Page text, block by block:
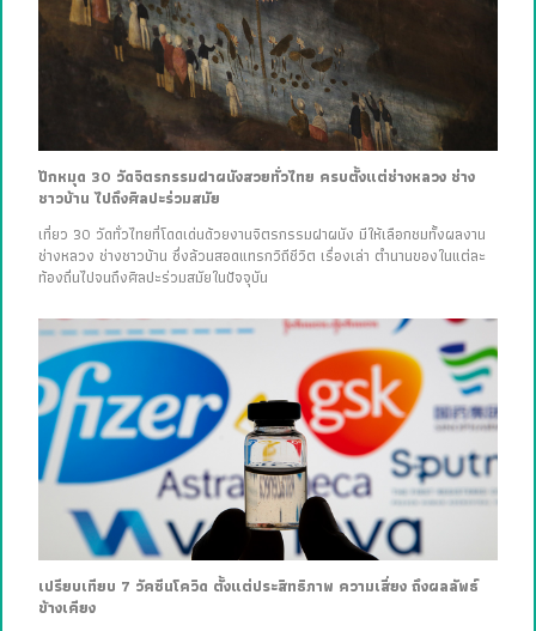
ปักหมุด 30 วัดจิตรกรรมฝาผนังสวยทั่วไทย ครบตั้งแต่ช่างหลวง ช่าง
ชาวบ้าน ไปถึงศิลปะร่วมสมัย
เที่ยว 30 วัดทั่วไทยที่โดดเด่นด้วยงานจิตรกรรมฝาผนัง มีให้เลือกชมทั้งผลงาน
ช่างหลวง ช่างชาวบ้าน ซึ่งล้วนสอดแทรกวิถีชีวิต เรื่องเล่า ตำนานของในแต่ละ
ท้องถิ่นไปจนถึงศิลปะร่วมสมัยในปัจจุบัน
เปรียบเทียบ 7 วัคซีนโควิด ตั้งแต่ประสิทธิภาพ ความเสี่ยง ถึงผลลัพธ์
ข้างเคียง